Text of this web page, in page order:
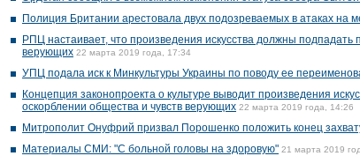
Полиция Британии арестовала двух подозреваемых в атаках на
РПЦ настаивает, что произведения искусства должны подпадать
верующих 22 марта 2019 года, 17:34
УПЦ подала иск к Минкультуры Украины по поводу ее
Концепция законопроекта о культуре выводит произведения
оскорблении общества и чувств верующих 22 марта 2019 года, 14:26
Митрополит Онуфрий призвал Порошенко положить конец
Материалы СМИ: "С больной головы на здоровую" 21 марта 2019